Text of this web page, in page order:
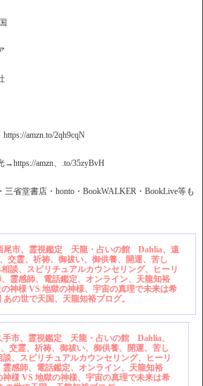
amzn.to/2qh9cqN
amzn、.to/35zyBvH
三省堂書店・honto・BookWALKER・BookLive等も
尾市、霊視鑑定 天龍・占いの館 Dahlia、遠
交霊、祈祷、御祓い、御供養、開運、苦し
談、スピリチュアルカウンセリング、ヒーリ
霊感師、電話鑑定、オンライン、天龍知裕
神様 VS 地獄の神様、宇宙の真理で未来は希
の世で天国、天龍知裕ブログ。
手市、霊視鑑定 天龍・占いの館 Dahlia、
交霊、祈祷、御祓い、御供養、開運、苦し
、スピリチュアルカウンセリング、ヒーリ
感師、電話鑑定、オンライン、天龍知裕
様 VS 地獄の神様、宇宙の真理で未来は希